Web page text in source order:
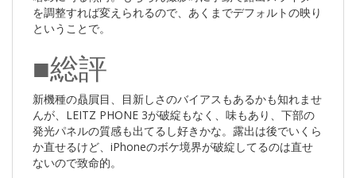
を調整すれば変えられるので、あくまでデフォルトの映り
ということで。
■総評
新機種の贔屓目、目新しさのバイアスもあるかも知れませ
んが、LEITZ PHONE 3が破綻もなく、味もあり、下部の
発光パネルの質感も出てるし好きかな。露出は後でいくら
か直せるけど、iPhoneのボケ境界が破綻してるのは直せ
ないので致命的。